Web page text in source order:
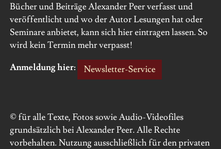
Bücher und Beiträge Alexander Peer verfasst und
veröffentlicht und wo der Autor Lesungen hat oder
Seminare anbietet, kann sich hier eintragen lassen. So
wird kein Termin mehr verpasst!
Anmeldung hier:
Newsletter-Service
© für alle Texte, Fotos sowie Audio-Videofiles
grundsätzlich bei Alexander Peer. Alle Rechte
vorbehalten. Nutzung ausschließlich für den privaten